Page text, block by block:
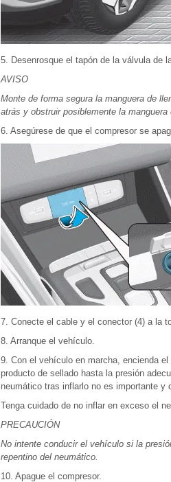
5. Desenrosque el tapón de la válvula de
AVISO
Monte de forma segura la manguera de
atrás y obstruir posiblemente la manguera
6. Asegúrese de que el compresor se
7. Conecte el cable y el conector (4) a la
8. Arranque el vehículo.
9. Con el vehículo en marcha, encienda
producto de sellado hasta la presión
neumático tras inflarlo no es importante y
Tenga cuidado de no inflar en exceso el
PRECAUCIÓN
No intente conducir el vehículo si la
repentino del neumático.
10. Apague el compresor.